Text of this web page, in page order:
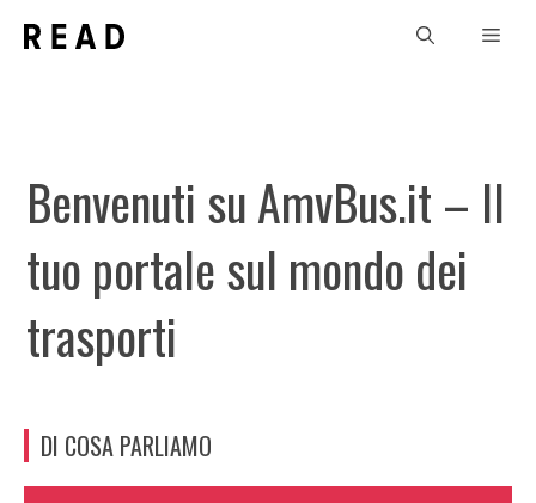
Benvenuti su AmvBus.it – Il
tuo portale sul mondo dei
trasporti
DI COSA PARLIAMO